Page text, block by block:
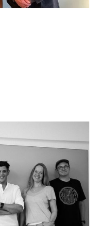
Pflege und
zentrale Anlaufstellen
Pflege, zeigt
für mehr